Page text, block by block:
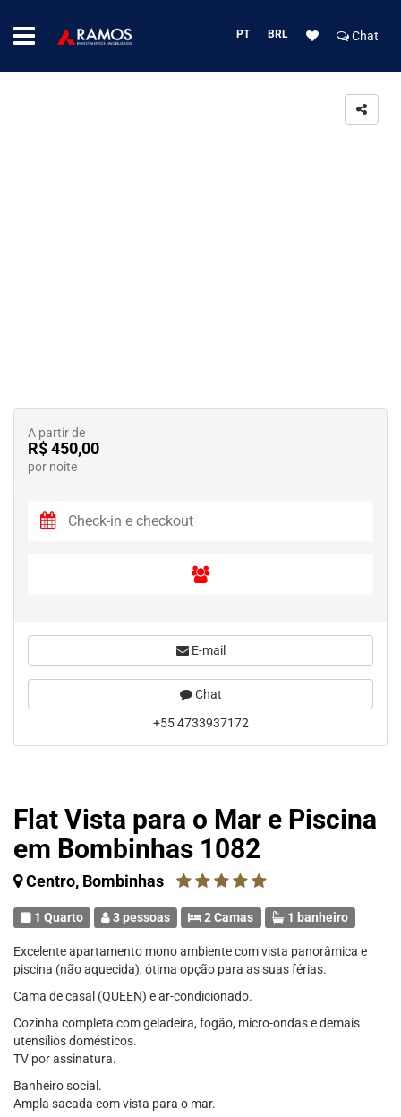
PT BRL Chat
Flat Vista para o Mar e Piscina
em Bombinhas 1082
Centro, Bombinhas
1 Quarto 3 pessoas 2 Camas 1 banheiro
Excelente apartamento mono ambiente com vista panorâmica e
piscina (não aquecida), ótima opção para as suas férias.
Cama de casal (QUEEN) e ar-condicionado.
Cozinha completa com geladeira, fogão, micro-ondas e demais
utensílios domésticos.
TV por assinatura.
Banheiro social.
Ampla sacada com vista para o mar.
A partir de
R$ 450,00
por noite
E-mail
Chat
+55 4733937172